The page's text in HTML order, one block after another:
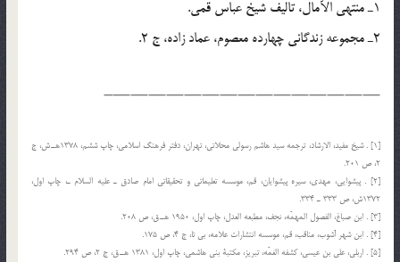
1ـ منتهی الآمال، تالیف شیخ عباس قمی.
2ـ مجموعه زندگانی چهارده معصوم، عماد زاده، ج 2.
———————————————–
[1] . شیخ مفید، الارشاد، ترجمه سید هاشم رسولی محلاتی، تهران، دفتر فرهنگ اسلامی، چاپ ششم، 1378هـ.ش، ج
2، ص 201.
[2] . پيشوایی، مهدی، سیره پیشوایان، قم، موسسه تعلیماتی و تحقیقاتی امام صادق ـ علیه السلام ـ، چاپ اول،
1372ش، ص 333 ـ 334.
[3] . ابن صباغ، الفصول المهمّه، نجف، مطبعه العدل، چاپ اول، 1950 هـ.ق، ص 208.
[4] . ابن شهر آشوب، مناقب، قم، موسسه انتشارات علامه، بی تا، ج 4، ص 175.
[5] . اربلی، علی بن عیسی، کشفه الغمّه، تبریز، مکتبة بنی هاشمي، چاپ اول، 1381 هـ.ق، ج 2، ص 294.